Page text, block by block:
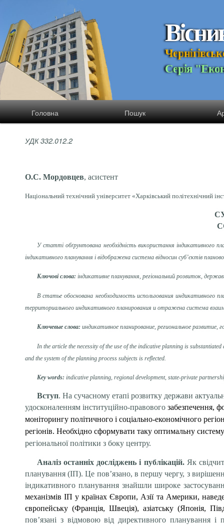
Вісни
Чернігівськ
Серія "Еко
Головна Пошук
УДК 332.012.2
О.С. Мордовцев, асистент
Національний технічний університет «Харківський політехнічний
У статті обґрунтована необхідність використання індикативного
індикативного планування і відображена система відносин суб’єктів
Ключовіслова: індикативне планування, регіональний розвиток,
В статье обоснована необходимость использования индикативного
территориального индикативного планирования и отражена система
Ключевые слова: индикативное планирование, региональное развитие,
In the article the necessity of the use of the indicative planning is
and the system of the planning process subjects is reflected.
Key words: indicative planning, regional development, state-private
Вступ. На сучасному етапі розвитку держави
удосконаленням інституційно-правового забезпечення,
моніторингу політичного і соціально-економічного
регіонів. Необхідно сформувати таку оптимальну
регіональної політики з боку центру.
Аналіз останніх досліджень і публікацій. Як
планування (ІП). Це пов’язано, в першу чергу, з
індикативного планування знайшли широке
механізмів ІП у країнах Європи, Азії та Америки,
європейську (Франція, Швеція), азіатську (Японія,
пов’язані з відмовою від директивного планування і